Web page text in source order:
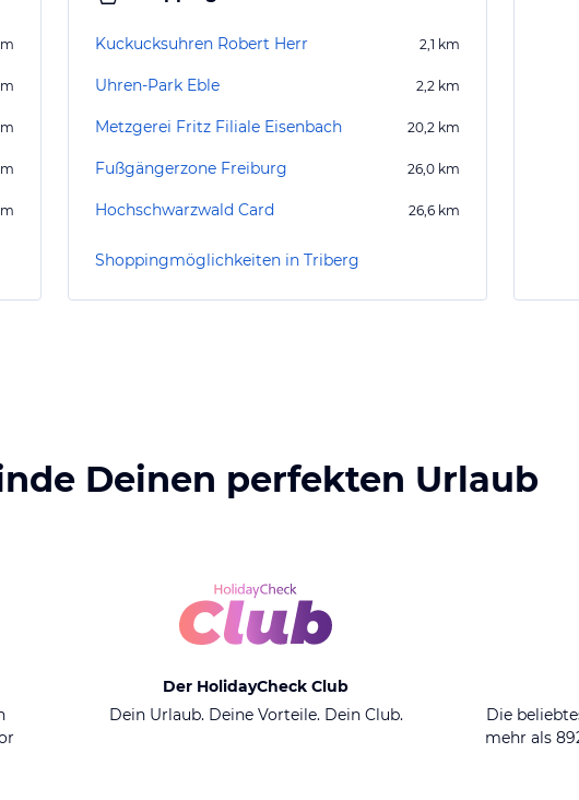
Kuckucksuhren Robert Herr 2,1 km
Uhren-Park Eble 2,2 km
Metzgerei Fritz Filiale Eisenbach 20,2 km
Fußgängerzone Freiburg 26,0 km
Hochschwarzwald Card 26,6 km
Shoppingmöglichkeiten in Triberg
Deinen perfekten Urlaub
Der HolidayCheck Club
Dein Urlaub. Deine Vorteile. Dein Club.
Die
mehr als